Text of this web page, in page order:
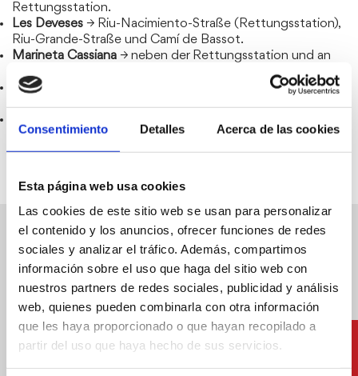
Consentimiento Detalles Acerca de las cookies
Esta página web usa cookies
Las cookies de este sitio web se usan para personalizar
el contenido y los anuncios, ofrecer funciones de redes
sociales y analizar el tráfico. Además, compartimos
información sobre el uso que haga del sitio web con
nuestros partners de redes sociales, publicidad y análisis
web, quienes pueden combinarla con otra información
que les haya proporcionado o que hayan recopilado a
partir del uso que haya hecho de sus servicios.
Rettungsstation.
Les Deveses → Riu-Nacimiento-Straße (Rettungsstation),
Riu-Grande-Straße und Camí de Bassot.
Marineta Cassiana → neben der Rettungsstation und an
Les Rotes
→ Trampolí-Bereich (Fénix-Straße, neben der
und Arenetes (letzter Kreisverkehr).
Weitere Dienstleistungen